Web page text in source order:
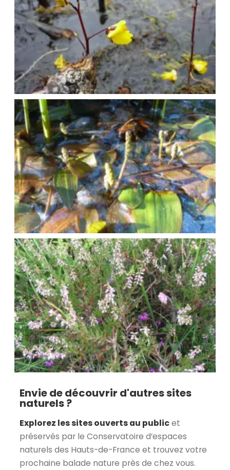
Envie de découvrir d'autres sites
naturels ?
Explorez les sites ouverts au publicet
préservés par le Conservatoire d’espaces
naturels des Hauts-de-France et trouvez votre
prochaine balade nature près de chez vous.